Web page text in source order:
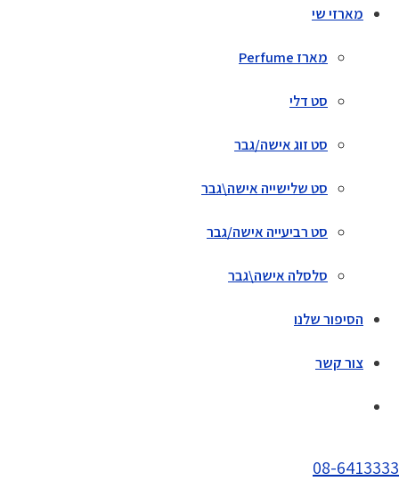
מארזי שי
מארז Perfume
סט דלי
סט זוג אישה/גבר
סט שלישייה אישה\גבר
סט רביעייה אישה/גבר
סלסלה אישה\גבר
הסיפור שלנו
צור קשר
08-6413333